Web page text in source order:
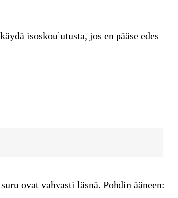
isoskoulutusta, jos en pääse edes
ovat vahvasti läsnä. Pohdin ääneen: